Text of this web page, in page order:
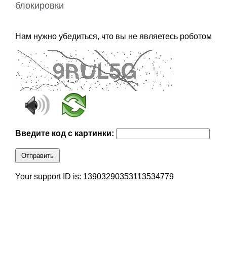
блокировки
Нам нужно убедиться, что вы не являетесь роботом
Введите код с картинки:
Отправить
Your support ID is: 13903290353113534779